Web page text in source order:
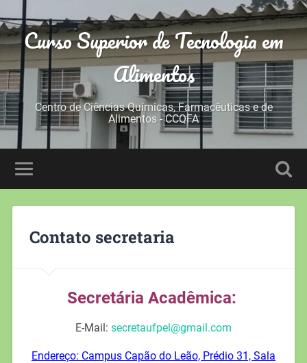
Curso Superior de Tecnologia em
Alimentos
Centro de Ciências Químicas, Farmacêuticas e de
Alimentos - CCQFA
Contato secretaria
Secretária Acadêmica:
E-Mail: secretaufpel@gmail.com
Endereço: Campus Capão do Leão, Prédio 31, Sala